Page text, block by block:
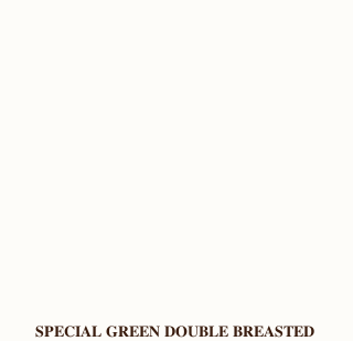
𝐒𝐏𝐄𝐂𝐈𝐀𝐋 𝐆𝐑𝐄𝐄𝐍 𝐃𝐎𝐔𝐁𝐋𝐄 𝐁𝐑𝐄𝐀𝐒𝐓𝐄𝐃